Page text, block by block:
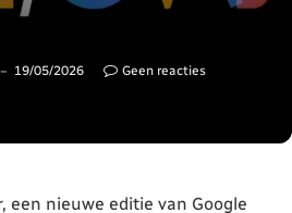
19/05/2026
Geen reacties
een nieuwe editie van Google